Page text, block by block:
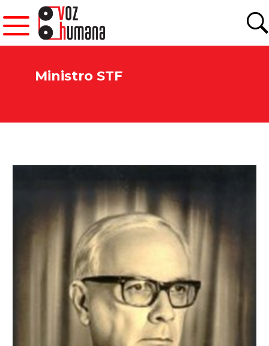
Ministro STF
Newsletter.